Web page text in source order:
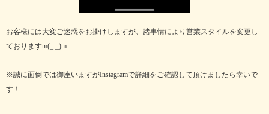
お客様には大変ご迷惑をお掛けしますが、諸事情により営業スタイルを変更し
ておりますm(_ _)m
※誠に面倒では御座いますがInstagramで詳細をご確認して頂けましたら幸いで
す！